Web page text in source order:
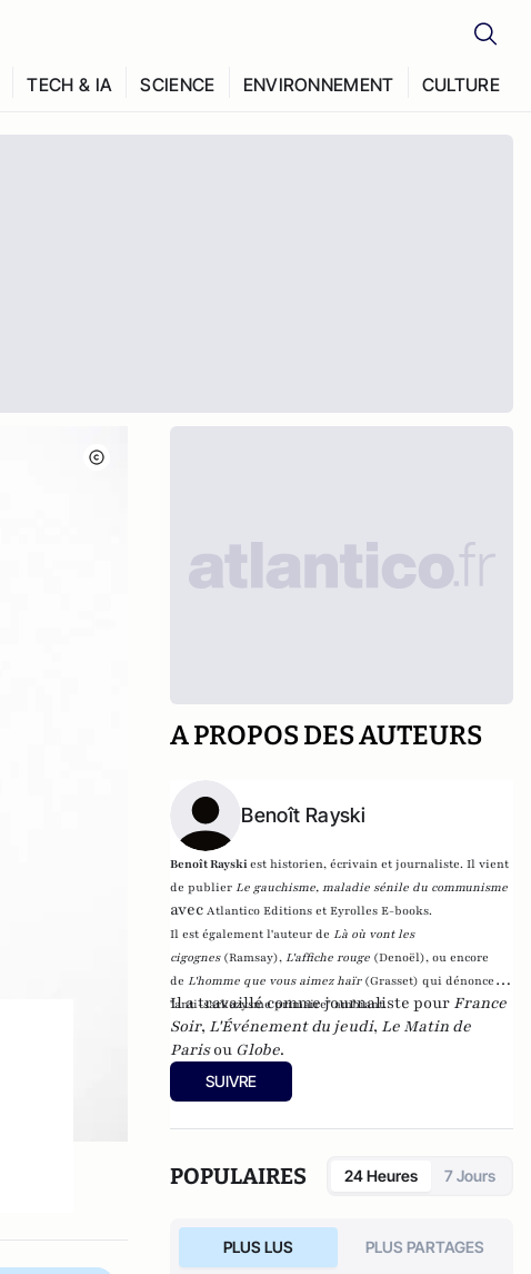
TECH & IA SCIENCE ENVIRONNEMENT CULTURE
A PROPOS DES AUTEURS
Benoît Rayski
Benoît Rayskiest historien, écrivain et journaliste. Il vient
de publierLe gauchisme, maladie sénile du communisme
avecAtlantico Editions et Eyrolles E-books.
Il est également l'auteur deLà où vont les
cigognes (Ramsay),L'affiche rouge (Denoël), ou encore
deL'homme que vous aimez haïr (Grasset) qui dénonce l'
"anti-sarkozysme primaire" ambiant.
Il a travaillé comme journaliste pour France
Soir, L'Événement du jeudi, Le Matin de
Parisou Globe.
SUIVRE
POPULAIRES 24 Heures 7 Jours
PLUS LUS PLUS PARTAGES